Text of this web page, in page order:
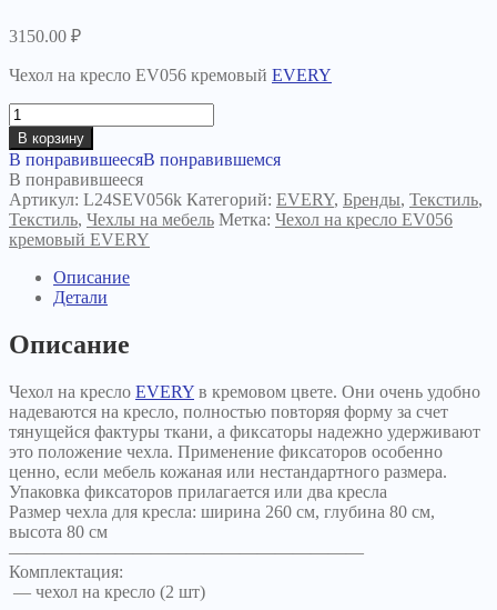
3150.00 ₽
Чехол на кресло EV056 кремовый EVERY
Количество
товара
Чехол
на
кресло
EVERY
кремовый
В корзину
В понравившеесяВ понравившемся
В понравившееся
Артикул: L24SEV056k Категорий: EVERY, Бренды, Текстиль,
Текстиль, Чехлы на мебель Метка: Чехол на кресло EV056
кремовый EVERY
Описание
Детали
Описание
Чехол на кресло EVERY в кремовом цвете. Они очень удобно
надеваются на кресло, полностью повторяя форму за счет
тянущейся фактуры ткани, а фиксаторы надежно удерживают
это положение чехла. Применение фиксаторов особенно
ценно, если мебель кожаная или нестандартного размера.
Упаковка фиксаторов прилагается или два кресла
Размер чехла для кресла: ширина 260 см, глубина 80 см,
высота 80 см
————————————————————
Комплектация:
— чехол на кресло (2 шт)